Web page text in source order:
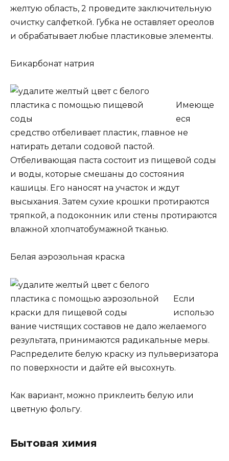
желтую область, 2 проведите заключительную
очистку салфеткой. Губка не оставляет ореолов
и обрабатывает любые пластиковые элементы.
Бикарбонат натрия
Имеюще
еся
средство отбеливает пластик, главное не
натирать детали содовой пастой.
Отбеливающая паста состоит из пищевой соды
и воды, которые смешаны до состояния
кашицы. Его наносят на участок и ждут
высыхания. Затем сухие крошки протираются
тряпкой, а подоконник или стены протираются
влажной хлопчатобумажной тканью.
Белая аэрозольная краска
Если
использо
вание чистящих составов не дало желаемого
результата, принимаются радикальные меры.
Распределите белую краску из пульверизатора
по поверхности и дайте ей высохнуть.
Как вариант, можно приклеить белую или
цветную фольгу.
Бытовая химия